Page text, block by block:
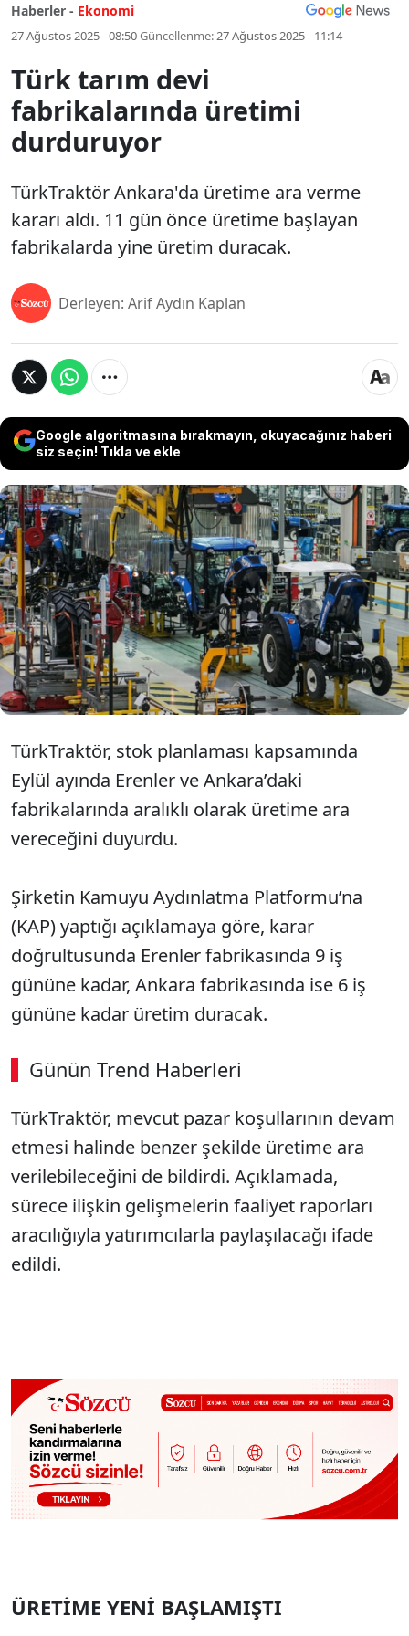
Haberler - Ekonomi
27 Ağustos 2025 - 08:50Güncellenme:27 Ağustos 2025 - 11:14
Türk tarım devi
fabrikalarında üretimi
durduruyor
TürkTraktör Ankara'da üretime ara verme
kararı aldı. 11 gün önce üretime başlayan
fabrikalarda yine üretim duracak.
Derleyen: Arif Aydın Kaplan
Google algoritmasına bırakmayın, okuyacağınız haberi
siz seçin! Tıkla ve ekle
TürkTraktör Ankara'da üretime ara
verme kararı aldı. 11 gün önce üretime
başlayan fabrikalarda yine üretim
duracak.
TürkTraktör, stok planlaması kapsamında
Eylül ayında Erenler ve Ankara’daki
fabrikalarında aralıklı olarak üretime ara
vereceğini duyurdu.
Şirketin Kamuyu Aydınlatma Platformu’na
(KAP) yaptığı açıklamaya göre, karar
doğrultusunda Erenler fabrikasında 9 iş
gününe kadar, Ankara fabrikasında ise 6 iş
gününe kadar üretim duracak.
Günün Trend Haberleri
TürkTraktör, mevcut pazar koşullarının devam
etmesi halinde benzer şekilde üretime ara
verilebileceğini de bildirdi. Açıklamada,
sürece ilişkin gelişmelerin faaliyet raporları
aracılığıyla yatırımcılarla paylaşılacağı ifade
edildi.
ÜRETİME YENİ BAŞLAMIŞTI